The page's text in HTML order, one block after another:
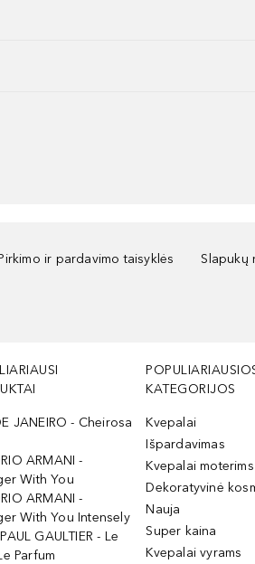
ir pardavimo taisyklės Slapukų
JANEIRO - Cheirosa
ARMANI -
With You
ARMANI -
With You Intensely
GAULTIER - Le
Parfum
KATEGORIJOS
Kvepalai
Išpardavimas
Kvepalai moterims
Dekoratyvinė
Nauja
Super kaina
Kvepalai vyrams